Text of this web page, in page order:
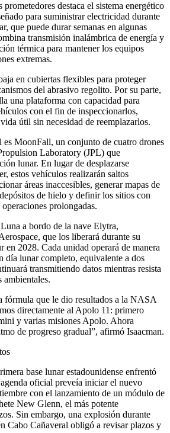
destaca el sistema energético
para suministrar electricidad durante
que puede durar semanas en algunas
transmisión inalámbrica de energía y
térmica para mantener los equipos
extremas.
en cubiertas flexibles para proteger
del abrasivo regolito. Por su parte,
una plataforma con capacidad para
con el fin de inspeccionarlos,
útil sin necesidad de reemplazarlos.
es MoonFall, un conjunto de cuatro drones
Laboratory (JPL) que
lunar. En lugar de desplazarse
estos vehículos realizarán saltos
áreas inaccesibles, generar mapas de
de hielo y definir los sitios con
prolongadas.
a bordo de la nave Elytra,
que los liberará durante su
en 2028. Cada unidad operará de manera
día lunar completo, equivalente a dos
transmitiendo datos mientras resista
ambientales.
fórmula que le dio resultados a la NASA
directamente al Apolo 11: primero
y varias misiones Apolo. Ahora
de progreso gradual”, afirmó Isaacman.
base lunar estadounidense enfrentó
oficial preveía iniciar el nuevo
con el lanzamiento de un módulo de
New Glenn, el más potente
Sin embargo, una explosión durante
Cabo Cañaveral obligó a revisar plazos y